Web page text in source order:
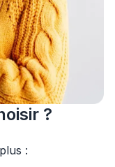
?
: